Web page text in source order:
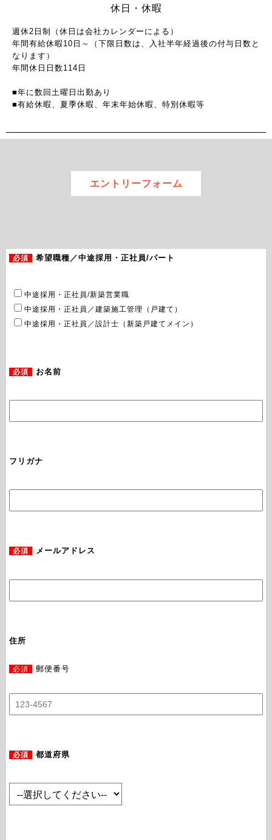
休日・休暇
週休2日制（休日は会社カレンダーによる）
年間有給休暇10日～（下限日数は、入社半年経過後の付与日数と
なります）
年間休日日数114日
■年に数回土曜日出勤あり
■有給休暇、夏季休暇、年末年始休暇、特別休暇等
エントリーフォーム
必須 希望職種／中途採用・正社員/パート
中途採用・正社員/新築営業職
中途採用・正社員／建築施工管理（戸建て）
中途採用・正社員／設計士（新築戸建てメイン）
必須 お名前
フリガナ
必須 メールアドレス
住所
必須 郵便番号
必須 都道府県